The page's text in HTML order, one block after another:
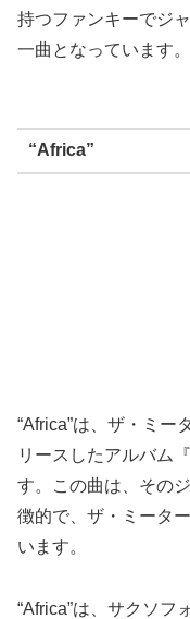
持つファンキーでジ
一曲となっています。
“Africa”
“Africa”は、ザ・ミー
リースしたアルバム
す。この曲は、その
徴的で、ザ・ミータ
います。
“Africa”は、サクソフ